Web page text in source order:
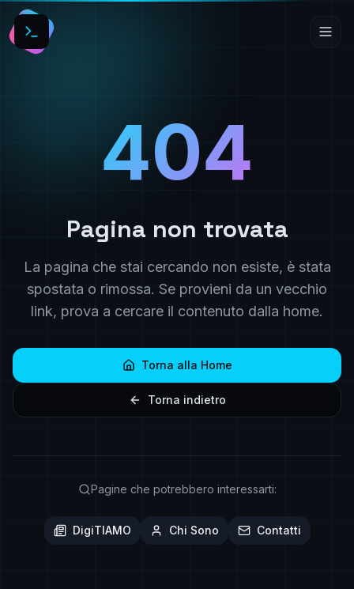
404
Pagina non trovata
La pagina che stai cercando non esiste, è stata
spostata o rimossa. Se provieni da un vecchio
link, prova a cercare il contenuto dalla home.
Torna alla Home
Torna indietro
Pagine che potrebbero interessarti:
DigiTIAMO Chi Sono Contatti